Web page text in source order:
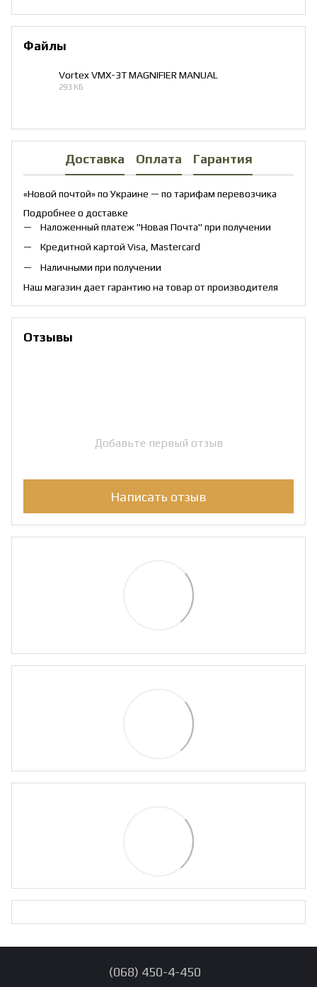
Файлы
Vortex VMX-3T MAGNIFIER MANUAL
293 КБ
Доставка Оплата Гарантия
«Новой почтой» по Украине — по тарифам перевозчика
Подробнее о доставке
Наложенный платеж "Новая Почта" при получении
Кредитной картой Visa, Mastercard
Наличными при получении
Наш магазин дает гарантию на товар от производителя
Отзывы
Добавьте первый отзыв
Написать отзыв
(068) 450-4-450